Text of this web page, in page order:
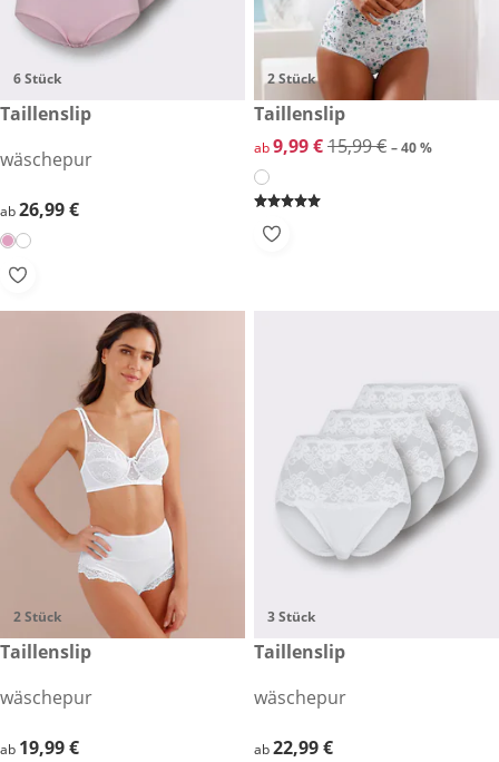
6 Stück
26,99 €
Taillenslip
wäschepur
26,99 €
ab26,99 €
2 Stück
reduzierter Preis 9,99 €,
-40 %
Taillenslip
reduzierter Preis 9,99 €,
ab9,99 €15,99 € – 40 %
2 Stück
19,99 €
Taillenslip
wäschepur
19,99 €
ab 19,99 €
3 Stück
22,99 €
Taillenslip
wäschepur
22,99 €
ab22,99 €